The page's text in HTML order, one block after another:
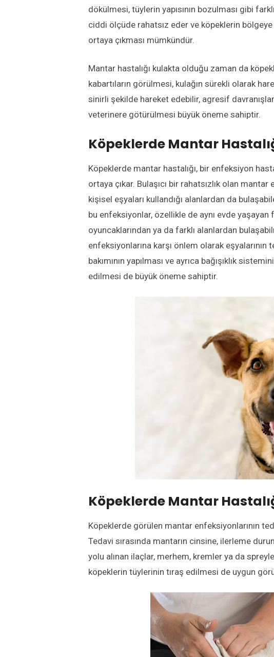
dökülmesi, tüylerin yapısının bozulması gibi
ciddi ölçüde rahatsız eder ve köpeklerin
ortaya çıkması mümkündür.
Mantar hastalığı kulakta olduğu zaman da
kabartıların görülmesi, kulağın sürekli olarak
sinirli şekilde hareket edebilir, agresif
veterinere götürülmesi büyük öneme sahiptir.
Köpeklerde Mantar
Köpeklerde mantar hastalığı, bir enfeksiyon
ortaya çıkar. Bulaşıcı bir rahatsızlık olan
kişisel eşyaları kullandığı alanlardan da
bu enfeksiyonlar, özellikle de aynı evde yaşayan
oyuncaklarından ya da farklı alanlardan
enfeksiyonlarına karşı önlem olarak
bakımının yapılması ve ayrıca bağışıklık
edilmesi de büyük öneme sahiptir.
Köpeklerde Mantar
Köpeklerde görülen mantar enfeksiyonlarının
Tedavi sırasında mantarın cinsine, ilerleme
yolu alınan ilaçlar, merhem, kremler ya da
köpeklerin tüylerinin tıraş edilmesi de uygun